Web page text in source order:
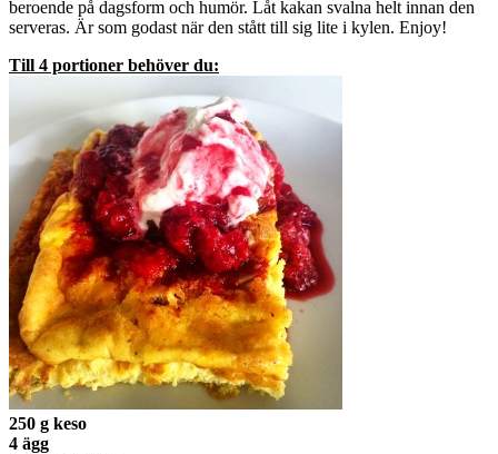
beroende på dagsform och humör. Låt kakan svalna helt innan den
serveras. Är som godast när den stått till sig lite i kylen. Enjoy!
Till 4 portioner behöver du:
250 g keso
4 ägg